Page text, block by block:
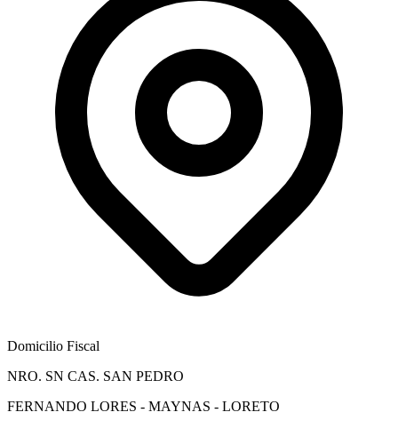
Domicilio Fiscal
NRO. SN CAS. SAN PEDRO
FERNANDO LORES - MAYNAS - LORETO